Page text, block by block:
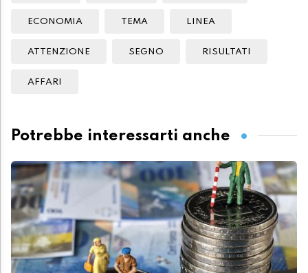
ECONOMIA TEMA LINEA
ATTENZIONE SEGNO RISULTATI
AFFARI
Potrebbe interessarti anche